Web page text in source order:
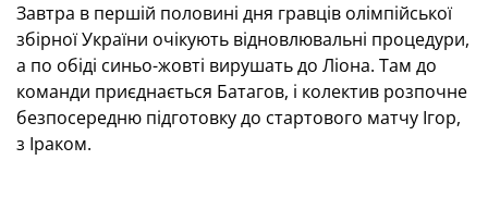
Завтра в першій половині дня гравців олімпійської
збірної України очікують відновлювальні процедури,
а по обіді синьо-жовті вирушать до Ліона. Там до
команди приєднається Батагов, і колектив розпочне
безпосередню підготовку до стартового матчу Ігор,
з Іраком.